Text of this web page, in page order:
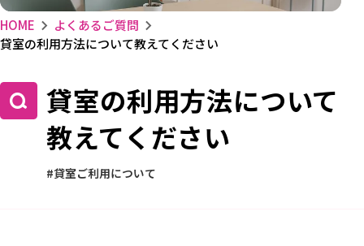
HOME
よくあるご質問
貸室の利用方法について教えてください
貸室の利用方法について
教えてください
貸室ご利用について